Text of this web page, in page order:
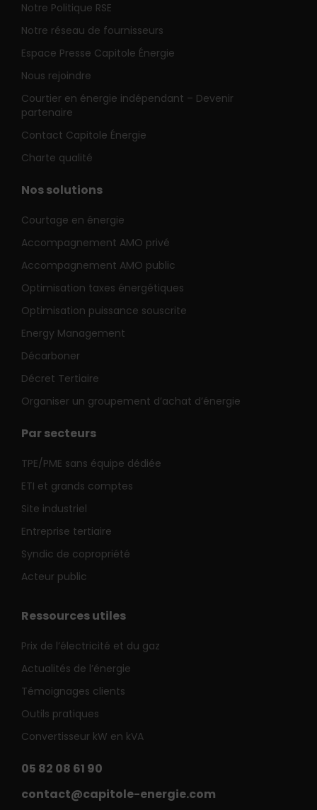
Notre Politique RSE
Notre réseau de fournisseurs
Espace Presse Capitole Énergie
Nous rejoindre
Courtier en énergie indépendant – Devenir
partenaire
Contact Capitole Énergie
Charte qualité
Nos solutions
Courtage en énergie
Accompagnement AMO privé
Accompagnement AMO public
Optimisation taxes énergétiques
Optimisation puissance souscrite
Energy Management
Décarboner
Décret Tertiaire
Organiser un groupement d’achat d’énergie
Par secteurs
TPE/PME sans équipe dédiée
ETI et grands comptes
Site industriel
Entreprise tertiaire
Syndic de copropriété
Acteur public
Ressources utiles
Prix de l’électricité et du gaz
Actualités de l’énergie
Témoignages clients
Outils pratiques
Convertisseur kW en kVA
05 82 08 61 90
contact@capitole-energie.com